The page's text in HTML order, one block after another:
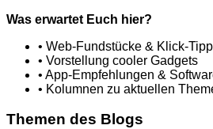
Was erwartet Euch hier?
• Web-Fundstücke & Klick-
• Vorstellung cooler Gadgets
• App-Empfehlungen &
• Kolumnen zu aktuellen
Themen des Blogs